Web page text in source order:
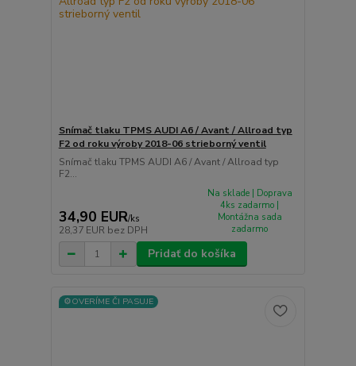
Snímač tlaku TPMS AUDI A6 / Avant / Allroad typ
F2 od roku výroby 2018-06 strieborný ventil
Snímač tlaku TPMS AUDI A6 / Avant / Allroad typ
F2...
34,90 EUR/ks
28,37 EUR bez DPH
Na sklade | Doprava
4ks zadarmo |
Montážna sada
zadarmo
Pridať do košíka
⚙️OVERÍME ČI PASUJE